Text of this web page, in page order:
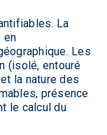
La
en
Les
(isolé, entouré
la nature des
présence
le calcul du